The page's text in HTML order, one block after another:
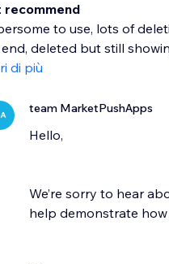
recommend
to use, lots of
deleted but still
di più
team MarketPushApps
Hello,
We’re sorry to hear
help demonstrate